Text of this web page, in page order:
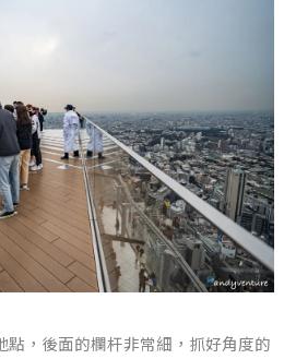
點，後面的欄杆非常細，抓好角度的